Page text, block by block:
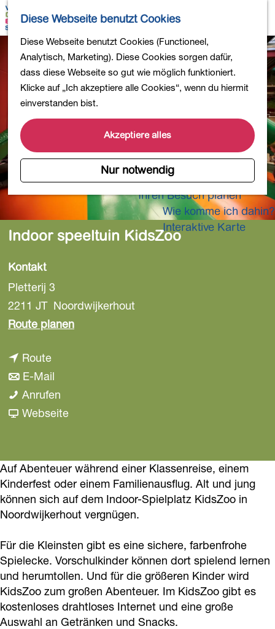
Diese Webseite benutzt Cookies
Diese Webseite benutzt Cookies (Functioneel,
Analytisch, Marketing). Diese Cookies sorgen dafür,
dass diese Webseite so gut wie möglich funktioniert.
Klicke auf „Ich akzeptiere alle Cookies“, wenn du hiermit
einverstanden bist.
Akzeptiere alles
Nur notwendig
i
z
u
r
K
r
t
e
S
c
h
e
n
e
n
ü
Einkaufen
Essen und Trinken
Kinderaktivitäten
In die Natur
Polder und Seen
Museen und mehr
Aktiv und gesund
4-Tage-Wanderung
Übernachtungen
Ihren Besuch planen
Wie komme ich dahin?
Interaktive Karte
Indoor speeltuin KidsZoo
Kontakt
Pletterij 3
2211 JT Noordwijkerhout
Route planenb
r
s
p
e
l
t
u
i
Routeb
i
s
I
o
o
r
s
p
e
e
l
t
E-Mail
i
s
d
o
o
r
s
p
e
e
l
Anrufen
n
o
r
s
p
e
e
l
t
u
Webseitea
n
d
o
o
r
s
p
e
e
Auf Abenteuer während einer Klassenreise, einem
Kinderfest oder einem Familienausflug. Alt und jung
können sich auf dem Indoor-Spielplatz KidsZoo in
Noordwijkerhout vergnügen.
Für die Kleinsten gibt es eine sichere, farbenfrohe
Spielecke. Vorschulkinder können dort spielend lernen
und herumtollen. Und für die größeren Kinder wird
KidsZoo zum großen Abenteuer. Im KidsZoo gibt es
kostenloses drahtloses Internet und eine große
Auswahl an Getränken und Snacks.